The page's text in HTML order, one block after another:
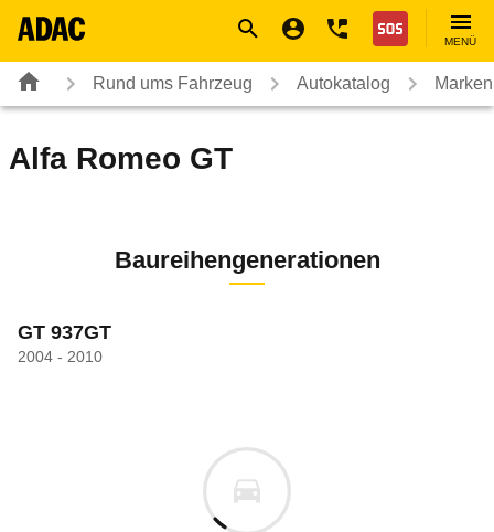
Nothilfe
MENÜ
Rund ums Fahrzeug Autokatalog
Alfa Romeo GT
Baureihengenerationen
GT 937GT
2004 - 2010